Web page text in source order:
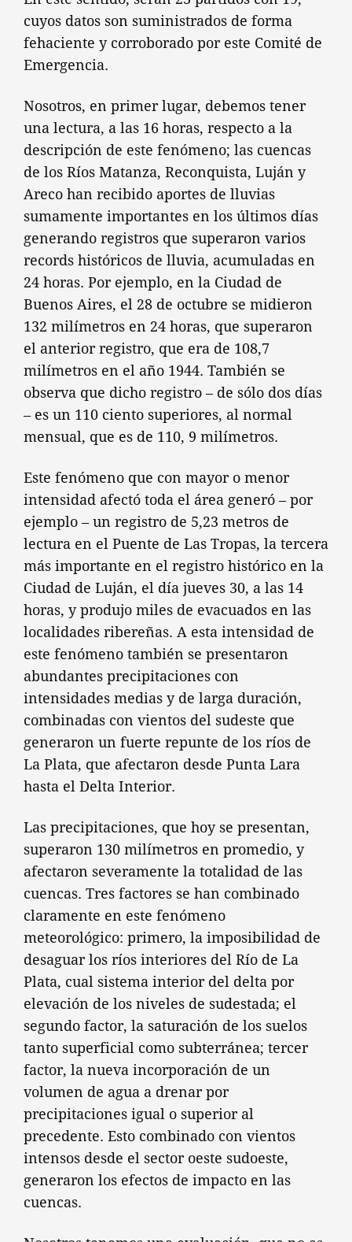
cuyos datos son suministrados de forma
fehaciente y corroborado por este Comité de
Emergencia.
Nosotros, en primer lugar, debemos tener
una lectura, a las 16 horas, respecto a la
descripción de este fenómeno; las cuencas
de los Ríos Matanza, Reconquista, Luján y
Areco han recibido aportes de lluvias
sumamente importantes en los últimos días
generando registros que superaron varios
records históricos de lluvia, acumuladas en
24 horas. Por ejemplo, en la Ciudad de
Buenos Aires, el 28 de octubre se midieron
132 milímetros en 24 horas, que superaron
el anterior registro, que era de 108,7
milímetros en el año 1944. También se
observa que dicho registro – de sólo dos días
– es un 110 ciento superiores, al normal
mensual, que es de 110, 9 milímetros.
Este fenómeno que con mayor o menor
intensidad afectó toda el área generó – por
ejemplo – un registro de 5,23 metros de
lectura en el Puente de Las Tropas, la tercera
más importante en el registro histórico en la
Ciudad de Luján, el día jueves 30, a las 14
horas, y produjo miles de evacuados en las
localidades ribereñas. A esta intensidad de
este fenómeno también se presentaron
abundantes precipitaciones con
intensidades medias y de larga duración,
combinadas con vientos del sudeste que
generaron un fuerte repunte de los ríos de
La Plata, que afectaron desde Punta Lara
hasta el Delta Interior.
Las precipitaciones, que hoy se presentan,
superaron 130 milímetros en promedio, y
afectaron severamente la totalidad de las
cuencas. Tres factores se han combinado
claramente en este fenómeno
meteorológico: primero, la imposibilidad de
desaguar los ríos interiores del Río de La
Plata, cual sistema interior del delta por
elevación de los niveles de sudestada; el
segundo factor, la saturación de los suelos
tanto superficial como subterránea; tercer
factor, la nueva incorporación de un
volumen de agua a drenar por
precipitaciones igual o superior al
precedente. Esto combinado con vientos
intensos desde el sector oeste sudoeste,
generaron los efectos de impacto en las
cuencas.